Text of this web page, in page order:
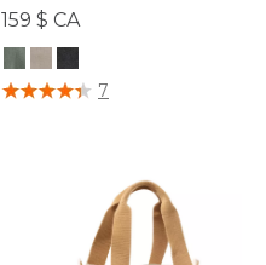
159 $ CA
3,4 sur 5 Évaluation des clients
7